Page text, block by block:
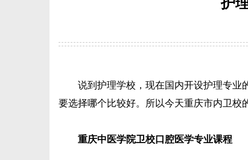
说到护理学校，现在国内开设护理专业
要选择哪个比较好。所以今天重庆市内卫校
重庆中医学院卫校口腔医学专业课程